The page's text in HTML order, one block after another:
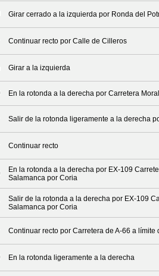
Girar cerrado a la izquierda por Ronda del
Continuar recto por Calle de Cilleros
Girar a la izquierda
En la rotonda a la derecha por Carretera
Salir de la rotonda ligeramente a la derecha
Continuar recto
En la rotonda a la derecha por EX-109
Salamanca por Coria
Salir de la rotonda a la derecha por EX-109
Salamanca por Coria
Continuar recto por Carretera de A-66 a
En la rotonda ligeramente a la derecha